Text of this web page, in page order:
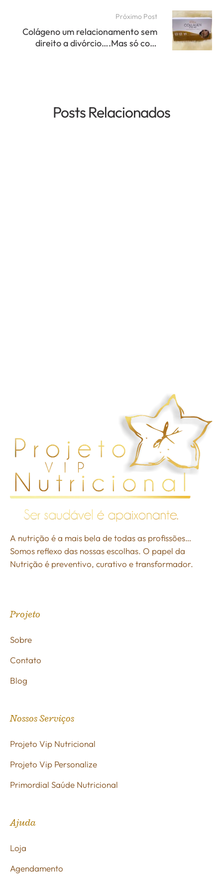
consumo de água?Próximo Post
Colágeno um relacionamento sem
direito a divórcio….Mas só com
Posts Relacionados
A nutrição é a mais bela de todas as profissões…
Somos reflexo das nossas escolhas. O papel da
Nutrição é preventivo, curativo e transformador.
Projeto
Sobre
Contato
Blog
Nossos Serviços
Projeto Vip Nutricional
Projeto Vip Personalize
Primordial Saúde Nutricional
Ajuda
Loja
Agendamento